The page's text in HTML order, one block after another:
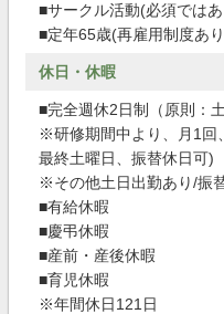
■サークル活動(必須では
■定年65歳(再雇用制度あ
休日・休暇
■完全週休2日制（原則：土
※研修期間中より、月1回
最終土曜日、振替休日可)
※その他土日出勤あり/振
■有給休暇
■慶弔休暇
■産前・産後休暇
■育児休暇
※年間休日121日